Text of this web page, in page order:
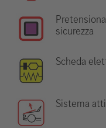
sicurezza
Scheda
Sistema